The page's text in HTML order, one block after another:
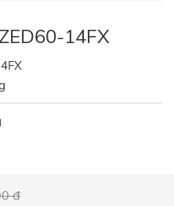
14FX
đ